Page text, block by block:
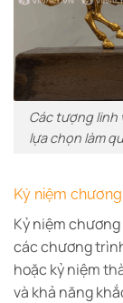
Các tượng linh
lựa chọn làm
Kỷ niệm chương
Kỷ niệm
các chương
hoặc kỷ niệm
và khả năng